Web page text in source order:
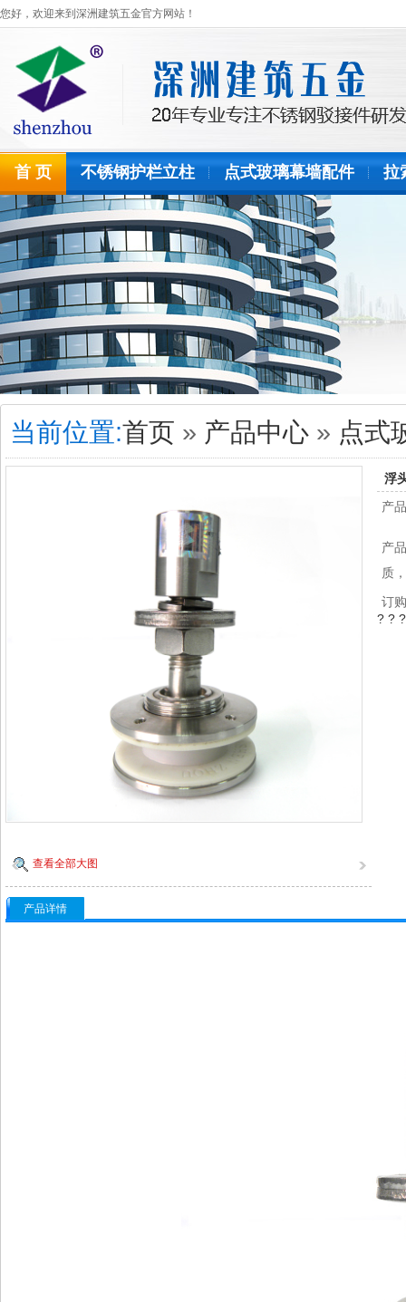
您好，欢迎来到深洲建筑五金官方网站！
首 页 不锈钢护栏立柱 点式玻璃幕墙配件 拉
当前位置:首页 » 产品中心 » 点式
查看全部大图
浮
产
产
质
订
? ?
产品详情